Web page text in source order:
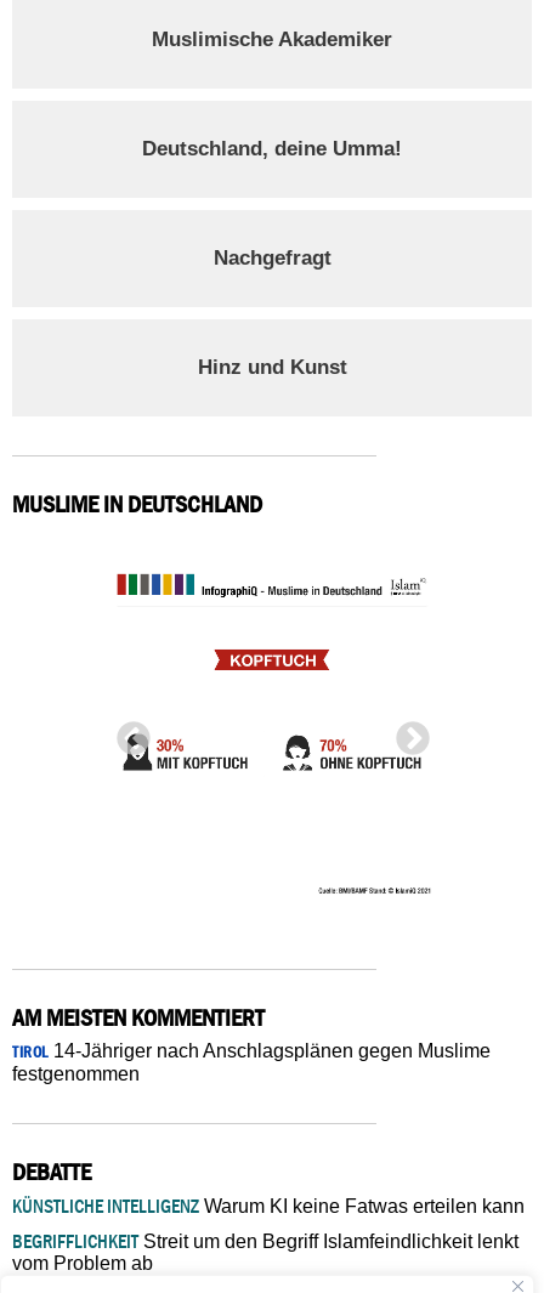
Muslimische Akademiker
Deutschland, deine Umma!
Nachgefragt
Hinz und Kunst
MUSLIME IN DEUTSCHLAND
AM MEISTEN KOMMENTIERT
TIROL14-Jähriger nach Anschlagsplänen gegen Muslime
festgenommen
DEBATTE
KÜNSTLICHE INTELLIGENZ Warum KI keine Fatwas erteilen kann
BEGRIFFLICHKEITStreit um den Begriff Islamfeindlichkeit lenkt
vom Problem ab